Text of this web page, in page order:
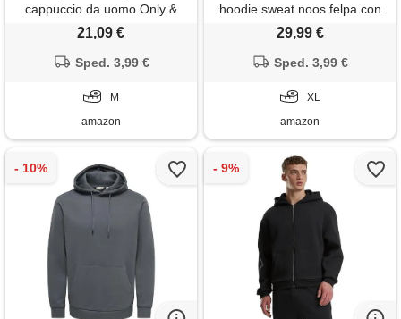
cappuccio da uomo Only &
Sons ceres life
21,09 €
Sped. 3,99 €
M
amazon
hoodie sweat noos felpa con
cappuccio, uomo, beige
29,99 €
Sped. 3,99 €
XL
amazon